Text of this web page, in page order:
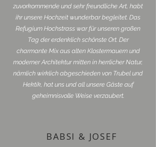
zuvorkommende und sehr freundliche Art, habt
ihr unsere Hochzeit wunderbar begleitet. Das
Refugium Hochstrass war für unseren großen
Tag der erdenklich schönste Ort. Der
charmante Mix aus alten Klostermauern und
moderner Architektur mitten in herrlicher Natur,
nämlich wirklich abgeschieden von Trubel und
Hektik, hat uns und all unsere Gäste auf
geheimnisvolle Weise verzaubert.
BABSI & JOSEF